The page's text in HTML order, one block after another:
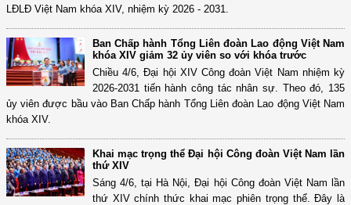
LĐLĐ Việt Nam khóa XIV, nhiệm kỳ 2026 - 2031.
Ban Chấp hành Tổng Liên đoàn Lao động Việt Nam
khóa XIV giảm 32 ủy viên so với khóa trước
Chiều 4/6, Đại hội XIV Công đoàn Việt Nam nhiệm kỳ
2026-2031 tiến hành công tác nhân sự. Theo đó, 135
ủy viên được bầu vào Ban Chấp hành Tổng Liên đoàn Lao động Việt Nam
khóa XIV.
Khai mạc trọng thể Đại hội Công đoàn Việt Nam lần
thứ XIV
Sáng 4/6, tại Hà Nội, Đại hội Công đoàn Việt Nam lần
thứ XIV chính thức khai mạc phiên trọng thể. Đây là